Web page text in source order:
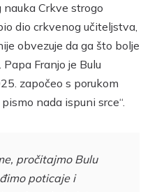
nauka Crkve strogo
dio crkvenog učiteljstva,
obvezuje da ga što bolje
Franjo je Bulu
započeo s porukom
nada ispuni srce“.
pročitajmo Bulu
poticaje i